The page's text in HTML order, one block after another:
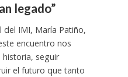
legado”
del IMI, María Patiño,
encuentro nos
seguir
el futuro que tanto